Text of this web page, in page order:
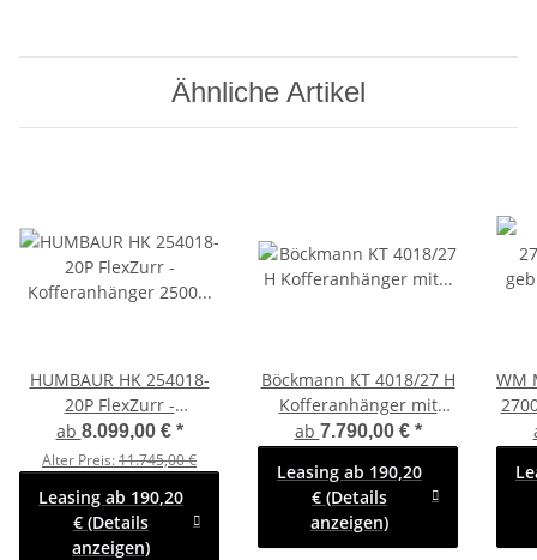
Ähnliche Artikel
HUMBAUR HK 254018-
20P FlexZurr -
Kofferanhänger 2500 KG
mit Überfahrwand
ab 8.099,00 € *
Alter Preis:11.745,00 €
Leasing ab 190,20
€ (Details
anzeigen)
Böckmann KT 4018/27 H
Kofferanhänger mit
Plywoodwänden
ab 7.790,00 € *
Leasing ab 190,20
€ (Details
anzeigen)
WM